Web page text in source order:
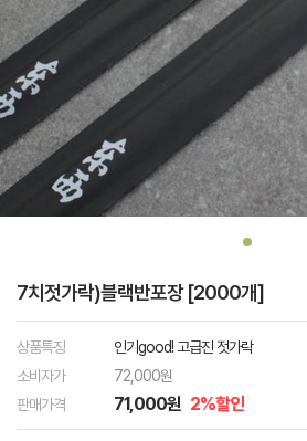
7치젓가락)블랙반포장 [2000개]
상품특징
인기good! 고급진 젓가락
소비자가
72,000원
판매가격
71,000원 2%할인